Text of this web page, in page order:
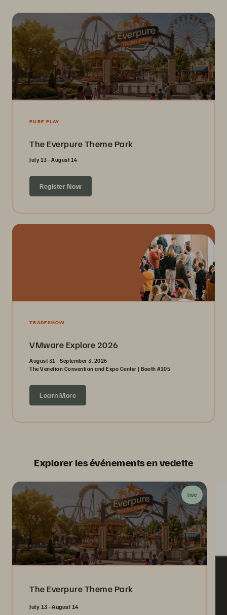
PURE PLAY
The Everpure Theme Park
July 13 - August 14
Register Now
TRADESHOW
VMware Explore 2026
August 31 - September 3, 2026
The Venetian Convention and Expo Center | Booth #105
Learn More
Explorer les événements en vedette
live
The Everpure Theme Park
July 13 - August 14